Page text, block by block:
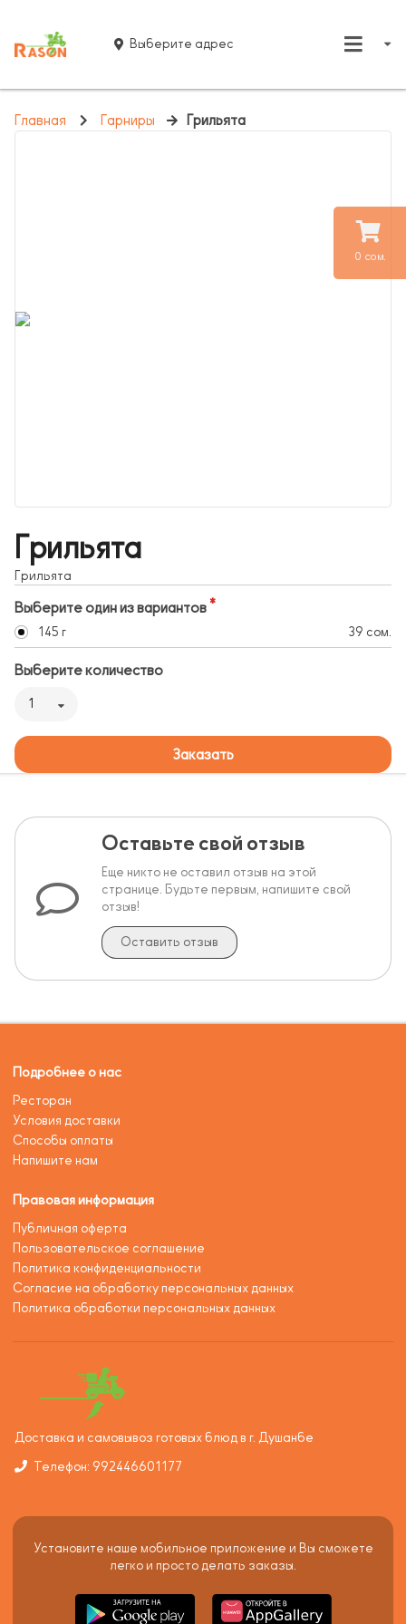
0 сом.
Выберите адрес
Главная Гарниры Грильята
Грильята
Грильята
Выберите один из вариантов
145 г 39 сом.
Выберите количество
1
Заказать
Оставьте свой отзыв
Еще никто не оставил отзыв на этой
странице. Будьте первым, напишите свой
отзыв!
Оставить отзыв
Подробнее о нас
Ресторан
Условия доставки
Способы оплаты
Напишите нам
Правовая информация
Публичная оферта
Пользовательское соглашение
Политика конфиденциальности
Согласие на обработку персональных данных
Политика обработки персональных данных
Доставка и самовывоз готовых блюд в г. Душанбе
Телефон: 992446601177
Установите наше мобильное приложение и Вы сможете
легко и просто делать заказы.